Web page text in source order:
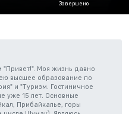
Завершено
"Привет!". Моя жизнь давно
высшее образование по
и "Туризм. Гостиничное
уже 15 лет. Основные
Прибайкалье, горы